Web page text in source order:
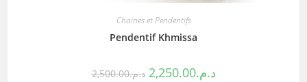
Chaines et Pendentifs
Pendentif Khmissa
د.م.2,500.00 د.م.2,250.00